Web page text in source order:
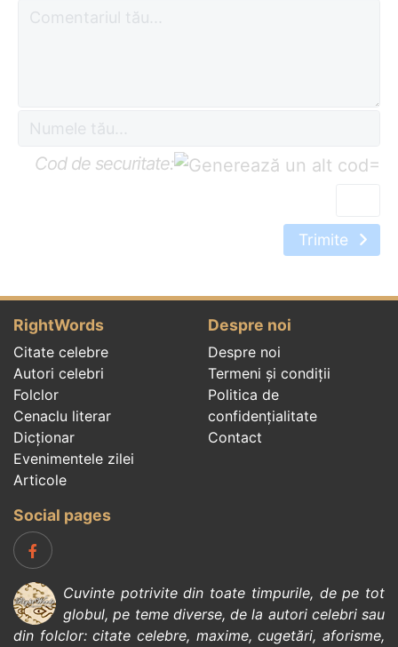
Cod de securitate: =
Trimite
RightWords
Citate celebre
Autori celebri
Folclor
Cenaclu literar
Dicționar
Evenimentele zilei
Articole
Despre noi
Despre noi
Termeni și condiții
Politica de
confidenţialitate
Contact
Social pages
Cuvinte potrivite din toate timpurile, de pe tot
globul, pe teme diverse, de la autori celebrisau
din folclor:citate celebre, maxime,cugetări,aforisme,